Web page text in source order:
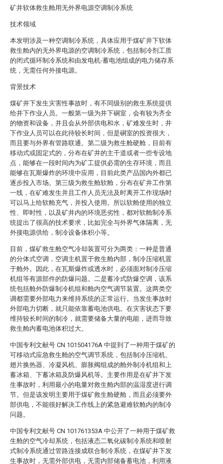
矿井软体救生舱用无外界电源空调制冷系统
技术领域
本发明涉及一种空调制冷系统，具体应用于煤矿井下软体
救生舱内的无外界电源的空调制冷系统，包括制冷剂工质
的闭式循环制冷系统和由发电机-蓄电池组成的电力储存系
统，无需任何外接电源。
背景技术
煤矿井下发生灾害性事故时，有不同级别的救生系统提供
给井下作业人员。一般第一级为井下硐室，会有较为齐全
的物资和设备，并且会从外部供电和水，矿难发生时，井
下作业人员可以在此待较长时间，但是硐室的投资很大，
而且要与外界有管路联通。第二级为救生舱硬舱，目前有
移动式或固定式的，分布在矿井的主干道或者一些专设地
点，能够在一段时间内为矿工提供必需的生存环境，而且
能够在瓦斯爆炸的环境中应用，目前此类产品国内外都已
逐步投入市场。第三级为救生舱软舱，分布在矿井工作第
一线，在矿难发生并且工作人员无法及时离开工作现场时
可以马上给软舱充气，并投入使用。所以软舱使用的独立
性、即时性，以及矿井内的环境恶劣性，都对软舱制冷系
统提出了很高的技术要求，比如完全与外界气体隔离，无
外接电源供给，制冷设备体积小等。
目前，煤矿救生舱空气冷却装置可分为两类：一种是普通
的分体式空调，空调主机置于救生舱内部，制冷压缩机置
于舱外。因此，在瓦斯爆炸或透水时，必须面对制冷压缩
机组等有源部件的防爆问题。二是蓄冷式防爆空调，该系
统包括舱外防爆制冷机组和舱内空气调节装置。这两类空
调都需要外部电力来维持系统的正常运行。当发生事故时
外部电力切断，就只能依靠蓄电池供电。在灾害状态下要
维持较长时间的制冷，就需要储备大量的电能，进而导致
救生舱内蓄电池体积过大。
中国专利文献号 CN 101504176A 中提到了一种用于煤矿的
可移动式应急救生舱的空气调节系统，包括制冷压缩机、
翅片换热器、冷凝风机、膨胀阀组成的舱外制冷机组和上
蓄冰箱、下蓄冰箱及防爆风机等。主要作用是在矿井下发
生事故时，利用最小的电量对救生舱内部的温湿度进行调
节。但是该发明主要用于煤矿救生舱硬舱，而且必须要外
部供电，不能很好解决工作线上的紧急避难软舱内的制冷
问题。
中国专利文献号 CN 101761353A 中公开了一种用于煤矿救
生舱的空气冷却系统，包括液态二氧化碳制冷系统和喷射
式制冷系统通过管路连接成联合制冷系统，在煤矿井下发
生事故时，无需外部供电，无需内部储备蓄电池，利用液